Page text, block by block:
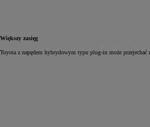
Większy zasięg
Toyota z napędem hybrydowym typu plug‑in może